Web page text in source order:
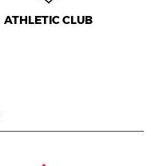
ATHLETIC CLUB